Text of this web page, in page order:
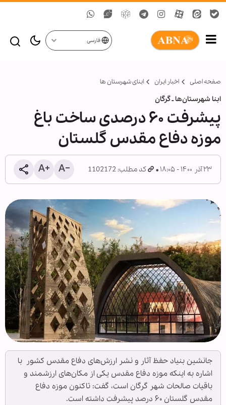
فارسی
صفحه اصلی اخبار ایران ابنای شهرستان ها
ابنا شهرستان‌ها ـ گرگان
پیشرفت ۶۰ درصدی ساخت باغ
موزه دفاع مقدس گلستان
۲۳ آذر ۱۴۰۰ - ۱۸:۰۵ کد مطلب: 1102172
جانشین بنیاد حفظ آثار و نشر ارزش‌های دفاع مقدس کشور با
اشاره به اینکه موزه دفاع مقدس یکی از مکان‌های ارزشمند و
باقیات صالحات شهر گرگان است، گفت: تاکنون موزه دفاع
مقدس گلستان ۶۰ درصد پیشرفت داشته است.